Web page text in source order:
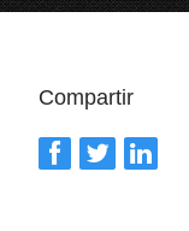
Compartir